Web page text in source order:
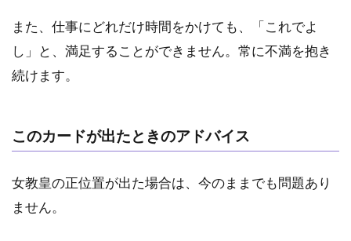
また、仕事にどれだけ時間をかけても、「これでよ
し」と、満足することができません。常に不満を抱き
続けます。
このカードが出たときのアドバイス
女教皇の正位置が出た場合は、今のままでも問題あり
ません。